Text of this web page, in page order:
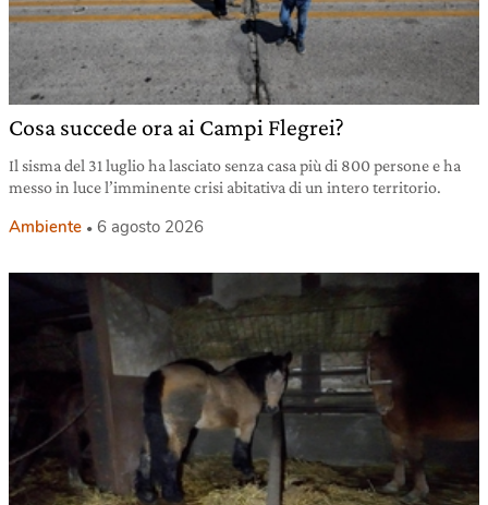
Cosa succede ora ai Campi Flegrei?
Il sisma del 31 luglio ha lasciato senza casa più di 800 persone e ha
messo in luce l’imminente crisi abitativa di un intero territorio.
Ambiente 6 agosto 2026